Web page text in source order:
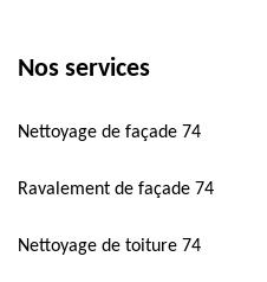
Nos services
Nettoyage de façade 74
Ravalement de façade 74
Nettoyage de toiture 74